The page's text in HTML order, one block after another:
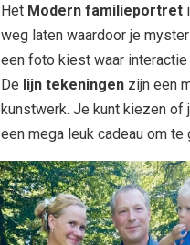
Het Modern familieportret
weg laten waardoor je
een foto kiest waar interactie
De lijn tekeningen zijn een
kunstwerk. Je kunt kiezen of
een mega leuk cadeau om